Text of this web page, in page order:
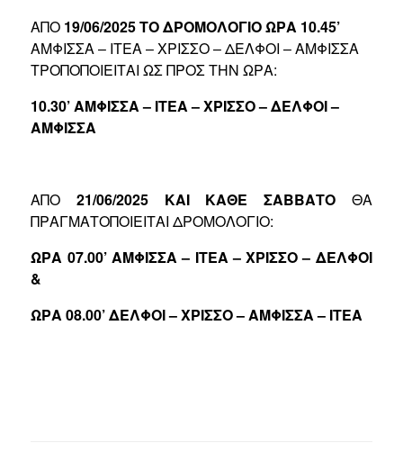
ΑΠΟ 19/06/2025 ΤΟ ΔΡΟΜΟΛΟΓΙΟ ΩΡΑ 10.45’
ΑΜΦΙΣΣΑ – ΙΤΕΑ – ΧΡΙΣΣΟ – ΔΕΛΦΟΙ – ΑΜΦΙΣΣΑ
ΤΡΟΠΟΠΟΙΕΙΤΑΙ ΩΣ ΠΡΟΣ ΤΗΝ ΩΡΑ:
10.30’ΑΜΦΙΣΣΑ – ΙΤΕΑ – ΧΡΙΣΣΟ – ΔΕΛΦΟΙ –
ΑΜΦΙΣΣΑ
ΑΠΟ21/06/2025 ΚΑΙ ΚΑΘΕ ΣΑΒΒΑΤΟΘΑ
ΠΡΑΓΜΑΤΟΠΟΙΕΙΤΑΙ ΔΡΟΜΟΛΟΓΙΟ:
ΩΡΑ 07.00’ ΑΜΦΙΣΣΑ – ΙΤΕΑ – ΧΡΙΣΣΟ – ΔΕΛΦΟΙ
&
ΩΡΑ 08.00’ ΔΕΛΦΟΙ – ΧΡΙΣΣΟ – ΑΜΦΙΣΣΑ – ΙΤΕΑ